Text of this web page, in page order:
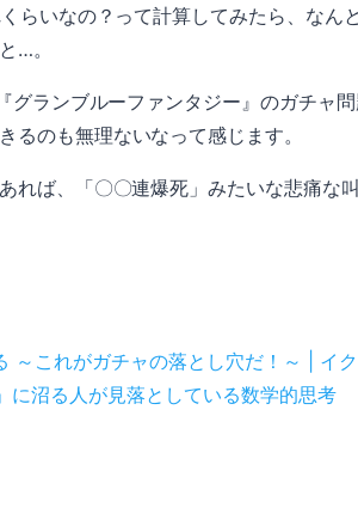
らいなの？って計算してみたら、なん
…。
ランブルーファンタジー』のガチャ
るのも無理ないなって感じます。
れば、「〇〇連爆死」みたいな悲痛な
～これがガチャの落とし穴だ！～ | イ
に沼る人が見落としている数学的思考